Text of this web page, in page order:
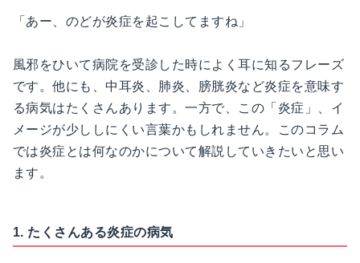
「あー、のどが炎症を起こしてますね」
風邪をひいて病院を受診した時によく耳に知るフレーズ
です。他にも、中耳炎、肺炎、膀胱炎など炎症を意味す
る病気はたくさんあります。一方で、この「炎症」、イ
メージが少ししにくい言葉かもしれません。このコラム
では炎症とは何なのかについて解説していきたいと思い
ます。
1. たくさんある炎症の病気